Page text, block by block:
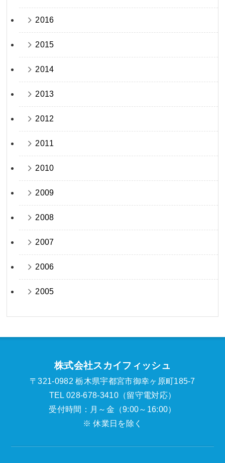
2016
2015
2014
2013
2012
2011
2010
2009
2008
2007
2006
2005
株式会社スカイフィッシュ
〒321-0982 栃木県宇都宮市御幸ヶ原町185-7
TEL 028-678-3410（留守電対応）
受付時間：月～金（9:00～16:00）
※ 休業日を除く